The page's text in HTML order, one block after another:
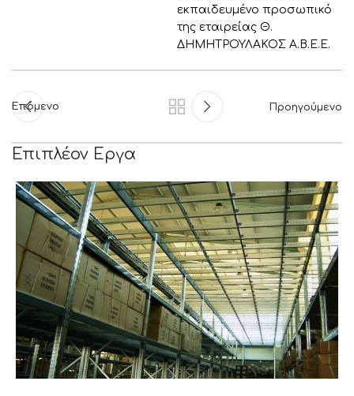
εκπαιδευμένο προσωπικό
της εταιρείας Θ.
ΔΗΜΗΤΡΟΥΛΑΚΟΣ Α.Β.Ε.Ε.
Επόμενο Προηγούμενο
Επιπλέον Εργα